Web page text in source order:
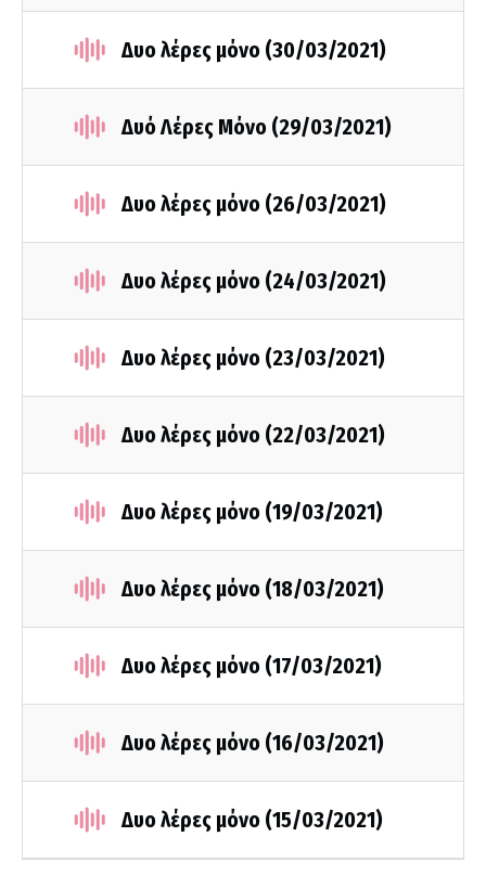
Δυο λέρες μόνο (30/03/2021)
Δυό Λέρες Μόνο (29/03/2021)
Δυο λέρες μόνο (26/03/2021)
Δυο λέρες μόνο (24/03/2021)
Δυο λέρες μόνο (23/03/2021)
Δυο λέρες μόνο (22/03/2021)
Δυο λέρες μόνο (19/03/2021)
Δυο λέρες μόνο (18/03/2021)
Δυο λέρες μόνο (17/03/2021)
Δυο λέρες μόνο (16/03/2021)
Δυο λέρες μόνο (15/03/2021)